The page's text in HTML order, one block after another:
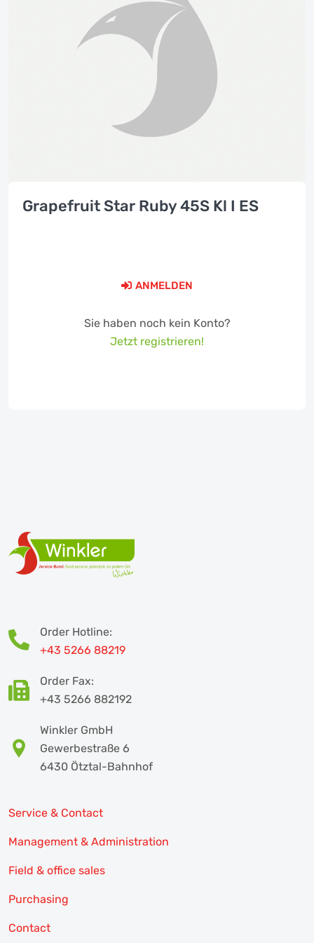
Grapefruit Star Ruby 45S Kl I ES
ANMELDEN
Sie haben noch kein Konto?
Jetzt registrieren!
Order Hotline:
+43 5266 88219
Order Fax:
+43 5266 882192
Winkler GmbH
Gewerbestraße 6
6430 Ötztal-Bahnhof
Service & Contact
Management & Administration
Field & office sales
Purchasing
Contact